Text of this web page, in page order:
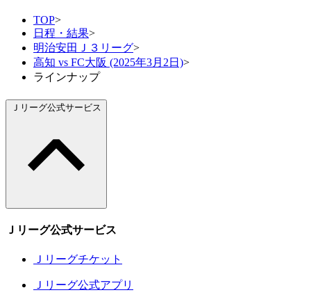
TOP>
日程・結果>
明治安田Ｊ３リーグ>
高知 vs FC大阪 (2025年3月2日)>
ラインナップ
Ｊリーグ公式サービス
Ｊリーグ公式サービス
Ｊリーグチケット
Ｊリーグ公式アプリ